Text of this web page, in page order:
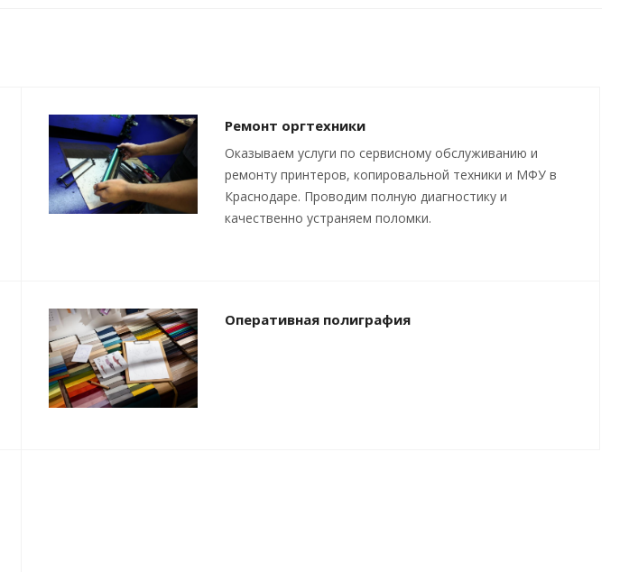
Ремонт оргтехники
Оказываем услуги по сервисному обслуживанию и
ремонту принтеров, копировальной техники и МФУ в
Краснодаре. Проводим полную диагностику и
качественно устраняем поломки.
Оперативная полиграфия